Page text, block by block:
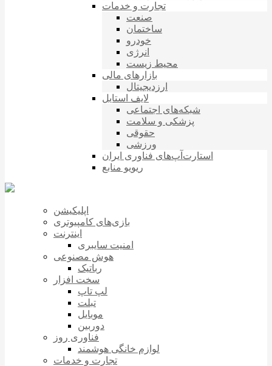
تجارت و خدمات
صنعت
ساختمان
خودرو
انرژی
محیط زیست
بازارهای مالی
ارزدیجیتال
لایف استایل
شبکه‌های اجتماعی
پزشکی و سلامت
حقوقی
ورزشی
استارت‌آپ‌های فناوری ایران
ریویو منابع
اپلیکیشن
بازی‌های کامپیوتری
اینترنت
امنیت سایبری
هوش مصنوعی
رباتیک
سخت افزار
لپ تاپ
تبلت
موبایل
دوربین
فناوری روز
لوازم خانگی هوشمند
تجارت و خدمات